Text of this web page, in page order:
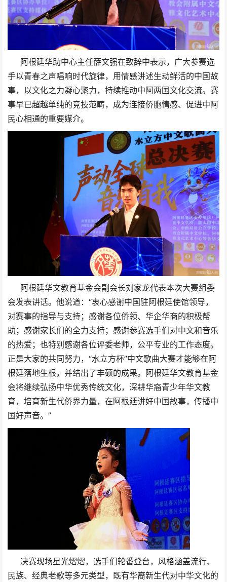
阿根廷华助中心主任薛文强在致辞中表示，广大参赛选
手以青春之声唱响时代旋律，用情感讲述生动鲜活的中国故
事，以文化之力凝心聚力，持续推动中阿两国文化交流。赛
事早已超越单纯的竞技范畴，成为连接侨胞情感、促进中阿
民心相通的重要媒介。
阿根廷华文教育基金会副会长刘家龙代表本次大赛组委
会发表讲话。他说道：“衷⼼感谢中国驻阿根廷使馆领导，
对赛事的指导与⽀持；感谢各位侨领、华企华商的积极帮
助；感谢家⻓们的全⼒⽀持；感谢参赛选手们对中文和音乐
的热爱；也特别感谢各位评委老师，公平专业的工作态度。
正是大家的共同努力，“水立方杯”中文歌曲大赛才能够在阿
根廷落地生根，并结出了丰硕的成果。阿根廷华⽂教育基⾦
会将继续弘扬中华优秀传统⽂化，深耕华裔⻘少年华⽂教
育，培育新⽣代侨界⼒量，在阿根廷讲好中国故事，传播中
国好声⾳。”
决赛现场星光熠熠，选手们轮番登台，风格涵盖流行、
民族、经典老歌等多元类型，既有华裔新生代对中华文化的